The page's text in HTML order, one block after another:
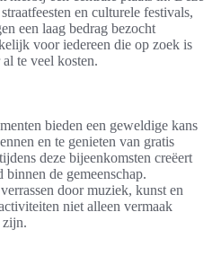
en culturele festivals,
een laag bedrag bezocht
voor iedereen die op zoek is
te veel kosten.
bieden een geweldige kans
en te genieten van gratis
deze bijeenkomsten creëert
binnen de gemeenschap.
door muziek, kunst en
niet alleen vermaak
zijn.